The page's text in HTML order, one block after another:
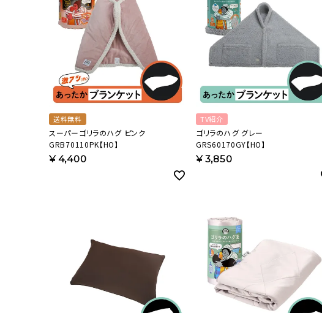
送料無料
スーパーゴリラのハグ ピンク
GRB70110PK【HO】
¥4,400
TV紹介
ゴリラのハグ グレー
GRS60170GY【HO】
¥3,850